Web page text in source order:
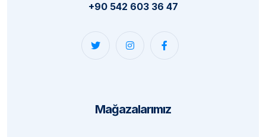
+90 542 603 36 47
Mağazalarımız